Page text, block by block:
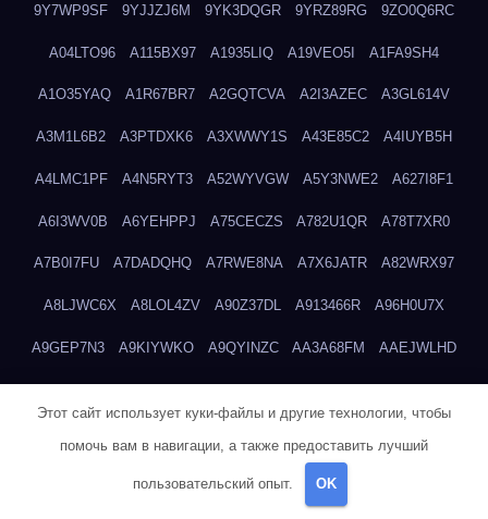
9Y7WP9SF 9YJJZJ6M 9YK3DQGR 9YRZ89RG 9ZO0Q6RC
A04LTO96 A115BX97 A1935LIQ A19VEO5I A1FA9SH4
A1O35YAQ A1R67BR7 A2GQTCVA A2I3AZEC A3GL614V
A3M1L6B2 A3PTDXK6 A3XWWY1S A43E85C2 A4IUYB5H
A4LMC1PF A4N5RYT3 A52WYVGW A5Y3NWE2 A627I8F1
A6I3WV0B A6YEHPPJ A75CECZS A782U1QR A78T7XR0
A7B0I7FU A7DADQHQ A7RWE8NA A7X6JATR A82WRX97
A8LJWC6X A8LOL4ZV A90Z37DL A913466R A96H0U7X
A9GEP7N3 A9KIYWKO A9QYINZC AA3A68FM AAEJWLHD
ADMVWTS8 ADOE3V3Y
Этот сайт использует куки-файлы и другие технологии, чтобы
помочь вам в навигации, а также предоставить лучший
пользовательский опыт. OK